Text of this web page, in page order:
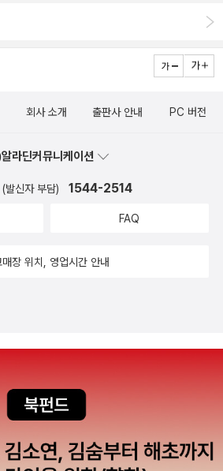
담아보련다.*** 언제 읽어도 좋은 그림
중심으로 작성해보았다.**** 지금도 여
데콧 수상작들도 많이 있다. 전집 속에 포함
을 끝냈는데...***** 언젠가는 꼭 미번역
영어 책으로는 [A River of Words : Th
윌리엄스'의 일생을 만날 수 있는 멋진 그림
영국에서 전해오는 동요 '이 열쇠로
없이 좋은 책이다.혹은 낮에 잠자기 싫어
까, 함께 보면 좋다. 전집 속에 들어간 책
.조만간 칼데콧 Medal을 받는 작가가 되
년 칼데콧 Honor자유를 찾아 나선
해방이 되기 전 그들의 인권이 없던 시설
Caldecott Honor 를 찾아보련다.그
Boys Have the Best Week Ever으로 2
의 그림작가임도 알았다.아래에 이 작가
의 대부분이 Houghton Mifflin이나 Harc
.미국 교과서를 만드는 굉장한 출판사에
이다. 역시 번역이 다소 늦는 듯.[한밤에 우
Week Ever책은 번역이 아직 안 된
싶은 책.샘터 40주년을 맞이해서 40% 할
있다. 그책을 중심으로 내가 꼭 읽고 싶은
열네살 세상의 중심에 서다]와 [열네살 너
회사 소개 출판사 안내 PC 버전
라딘커뮤니케이션
발신자 부담) 1544-2514
FAQ
매장 위치, 영업시간 안내